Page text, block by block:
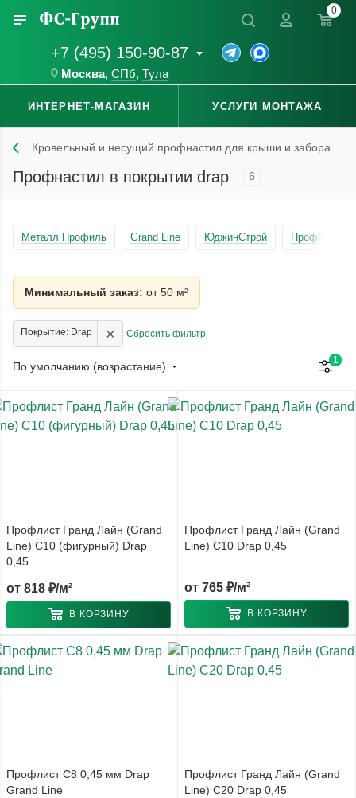
+7 (495) 150-90-87
Москва, СПб, Тула
0
ИНТЕРНЕТ-МАГАЗИН УСЛУГИ МОНТАЖА
Кровельный и несущий профнастил для крыши и забора
Профнастил в покрытии drap 6
Металл Профиль Grand Line ЮджинСтрой Профнастил
Минимальный заказ: от 50 м²
Покрытие: Drap × Сбросить фильтр
По умолчанию (возрастание) 1
Профлист Гранд Лайн (Grand
Line) С10 (фигурный) Drap
0,45
от 818 ₽/м²
В КОРЗИНУ
Профлист Гранд Лайн (Grand
Line) С10 Drap 0,45
от 765 ₽/м²
В КОРЗИНУ
Профлист С8 0,45 мм Drap
Grand Line
Профлист Гранд Лайн (Grand
Line) С20 Drap 0,45